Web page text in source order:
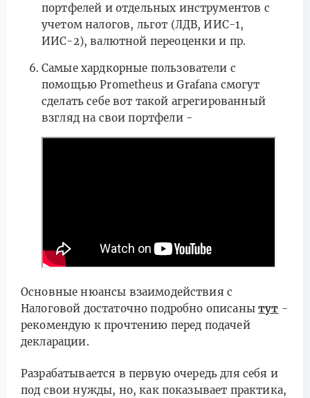
портфелей и отдельных инструментов с
учетом налогов, льгот (ЛДВ, ИИС-1,
ИИС-2), валютной переоценки и пр.
Самые хардкорные пользователи с
помощью Prometheus и Grafana смогут
сделать себе вот такой агрегированный
взгляд на свои портфели -
Основные нюансы взаимодействия с
Налоговой достаточно подробно описанытут -
рекомендую к прочтению перед подачей
декларации.
Разрабатывается в первую очередь для себя и
под свои нужды, но, как показывает практика,